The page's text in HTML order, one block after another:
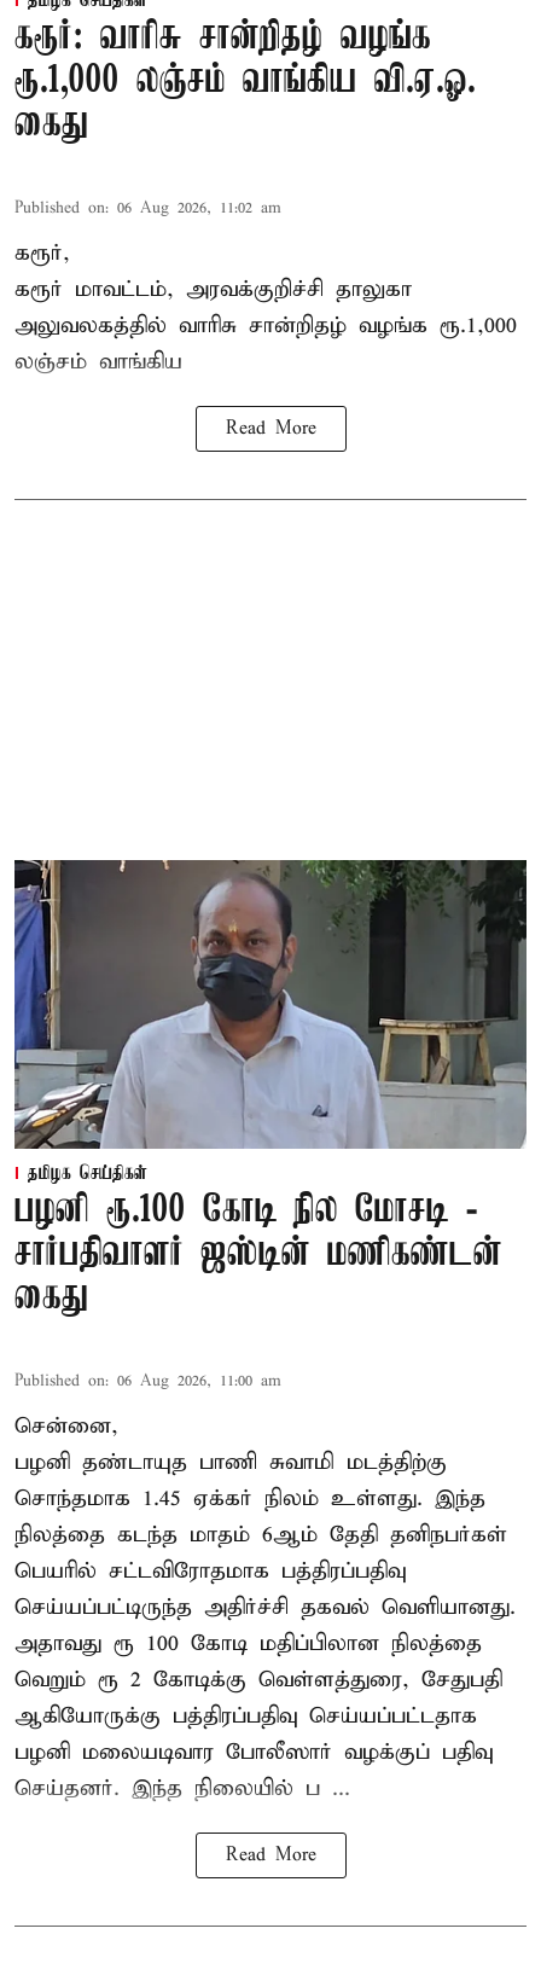
கரூர்: வாரிசு சான்றிதழ் வழங்க
ரூ.1,000 லஞ்சம் வாங்கிய வி.ஏ.ஓ.
கைது
Published on: 06 Aug 2026, 11:02 am
கரூர்,
கரூர் மாவட்டம், அரவக்குறிச்சி தாலுகா
அலுவலகத்தில் வாரிசு சான்றிதழ் வழங்க ரூ.1,000
லஞ்சம் வாங்கிய
Read More
தமிழக செய்திகள்
பழனி ரூ.100 கோடி நில மோசடி -
சார்பதிவாளர் ஜஸ்டின் மணிகண்டன்
கைது
Published on: 06 Aug 2026, 11:00 am
சென்னை,
பழனி தண்டாயுத பாணி சுவாமி மடத்திற்கு
சொந்தமாக 1.45 ஏக்கர் நிலம் உள்ளது. இந்த
நிலத்தை கடந்த மாதம் 6ஆம் தேதி தனிநபர்கள்
பெயரில் சட்டவிரோதமாக பத்திரப்பதிவு
செய்யப்பட்டிருந்த அதிர்ச்சி தகவல் வெளியானது.
அதாவது ரூ 100 கோடி மதிப்பிலான நிலத்தை
வெறும் ரூ 2 கோடிக்கு வெள்ளத்துரை, சேதுபதி
ஆகியோருக்கு பத்திரப்பதிவு செய்யப்பட்டதாக
பழனி மலையடிவார போலீஸார் வழக்குப் பதிவு
செய்தனர். இந்த நிலையில் ப ...
Read More